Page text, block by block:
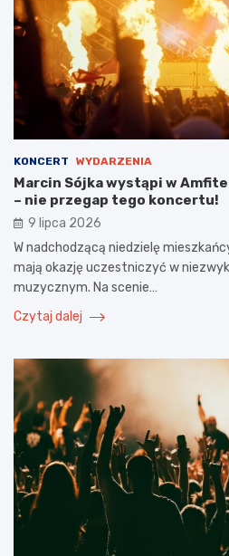
KONCERT WYDARZENIA
Marcin Sójka wystąpi w
– nie przegap tego koncertu!
9 lipca 2026
W nadchodzącą niedzielę
mają okazję uczestniczyć w
muzycznym. Na scenie…
Czytaj dalej